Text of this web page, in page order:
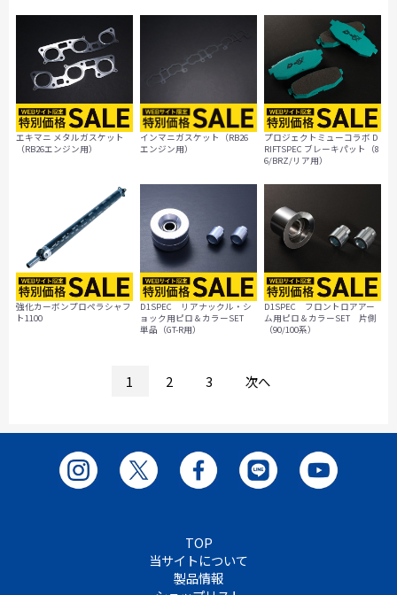
エキマニ メタルガスケット
（RB26エンジン用）
インマニガスケット（RB26
エンジン用）
プロジェクトミューコラボ D
RIFTSPEC ブレーキパット（8
6/BRZ/リア用）
強化カーボンプロペラシャフ
ト1100
D1SPEC リアナックル・シ
ョック用ピロ＆カラーSET
単品（GT-R用）
D1SPEC フロントロアアー
ム用ピロ＆カラーSET 片側
（90/100系）
1 2 3 次へ
TOP
当サイトについて
製品情報